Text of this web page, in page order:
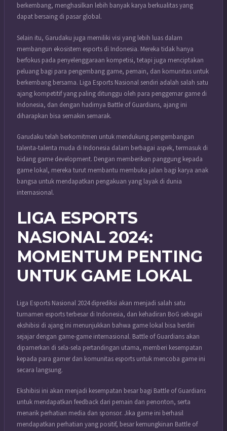
berkembang, menghasilkan lebih banyak karya berkualitas yang
dapat bersaing di pasar global.
Selain itu, Garudaku juga memiliki visi yang lebih luas dalam
membangun ekosistem esports di Indonesia. Mereka tidak hanya
berfokus pada penyelenggaraan kompetisi, tetapi juga menciptakan
peluang bagi para pengembang game, pemain, dan komunitas untuk
berkembang bersama. Liga Esports Nasional sendiri adalah salah satu
ajang kompetitif yang paling ditunggu oleh para penggemar game di
Indonesia, dan dengan hadirnya Battle of Guardians, ajang ini
diharapkan bisa semakin semarak.
Garudaku telah berkomitmen untuk mendukung pengembangan
talenta-talenta muda di Indonesia dalam berbagai aspek, termasuk di
bidang game development. Dengan memberikan panggung kepada
game lokal, mereka turut membantu membuka jalan bagi karya anak
bangsa untuk mendapatkan pengakuan yang layak di dunia
internasional.
LIGA ESPORTS
NASIONAL 2024:
MOMENTUM PENTING
UNTUK GAME LOKAL
Liga Esports Nasional 2024 diprediksi akan menjadi salah satu
turnamen esports terbesar di Indonesia, dan kehadiran BoG sebagai
ekshibisi di ajang ini menunjukkan bahwa game lokal bisa berdiri
sejajar dengan game-game internasional. Battle of Guardians akan
dipamerkan di sela-sela pertandingan utama, memberi kesempatan
kepada para gamer dan komunitas esports untuk mencoba game ini
secara langsung.
Ekshibisi ini akan menjadi kesempatan besar bagi Battle of Guardians
untuk mendapatkan feedback dari pemain dan penonton, serta
menarik perhatian media dan sponsor. Jika game ini berhasil
mendapatkan perhatian yang positif, besar kemungkinan Battle of